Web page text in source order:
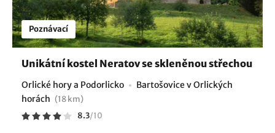
Poznávací
Unikátní kostel Neratov se skleněnou střechou
Orlické hory a Podorlicko
Bartošovice v Orlických
horách (18 km)
8.3/10